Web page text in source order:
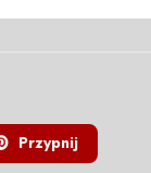
Przypnij